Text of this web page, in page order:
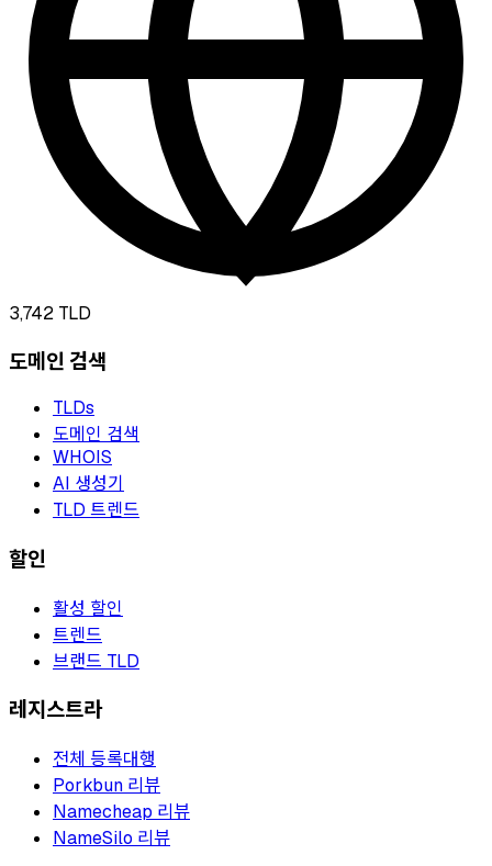
3,742 TLD
도메인 검색
TLDs
도메인 검색
WHOIS
AI 생성기
TLD 트렌드
할인
활성 할인
트렌드
브랜드 TLD
레지스트라
전체 등록대행
Porkbun 리뷰
Namecheap 리뷰
NameSilo 리뷰